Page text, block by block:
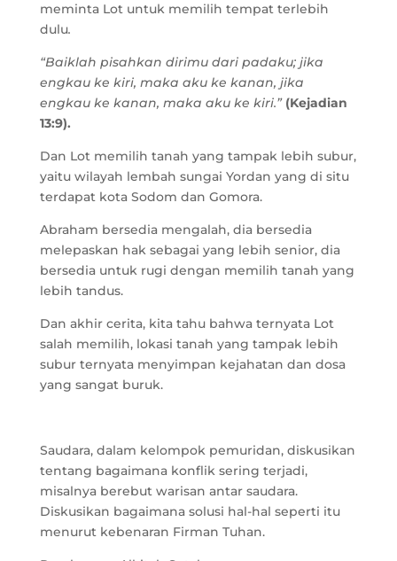
meminta Lot untuk memilih tempat terlebih
dulu.
“Baiklah pisahkan dirimu dari padaku; jika
engkau ke kiri, maka aku ke kanan, jika
engkau ke kanan, maka aku ke kiri.” (Kejadian
13:9).
Dan Lot memilih tanah yang tampak lebih subur,
yaitu wilayah lembah sungai Yordan yang di situ
terdapat kota Sodom dan Gomora.
Abraham bersedia mengalah, dia bersedia
melepaskan hak sebagai yang lebih senior, dia
bersedia untuk rugi dengan memilih tanah yang
lebih tandus.
Dan akhir cerita, kita tahu bahwa ternyata Lot
salah memilih, lokasi tanah yang tampak lebih
subur ternyata menyimpan kejahatan dan dosa
yang sangat buruk.
Saudara, dalam kelompok pemuridan, diskusikan
tentang bagaimana konflik sering terjadi,
misalnya berebut warisan antar saudara.
Diskusikan bagaimana solusi hal-hal seperti itu
menurut kebenaran Firman Tuhan.